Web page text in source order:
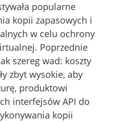
popularne
kopii zapasowych i
w celu ochrony
Poprzednie
szereg wad: koszty
zbyt wysokie, aby
produktowi
interfejsów API do
kopii